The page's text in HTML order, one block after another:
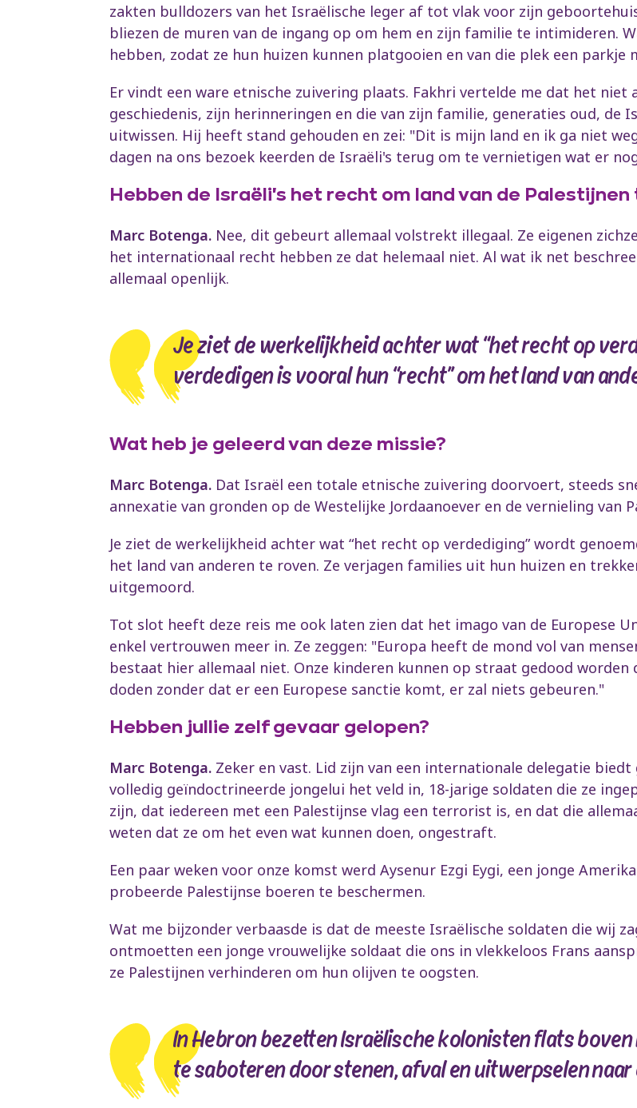
zakten bulldozers van het Israëlische leger af tot vlak voor zijn
bliezen de muren van de ingang op om hem en zijn familie te intimideren.
hebben, zodat ze hun huizen kunnen platgooien en van die plek een parkje
Er vindt een ware etnische zuivering plaats. Fakhri vertelde me dat het niet
geschiedenis, zijn herinneringen en die van zijn familie, generaties oud, de
uitwissen. Hij heeft stand gehouden en zei: "Dit is mijn land en ik ga niet
dagen na ons bezoek keerden de Israëli's terug om te vernietigen wat er
Hebben de Israëli's het recht om land van de Palestijnen
Marc Botenga. Nee, dit gebeurt allemaal volstrekt illegaal. Ze eigenen
het internationaal recht hebben ze dat helemaal niet. Al wat ik net
allemaal openlijk.
Je ziet de werkelijkheid achter wat “het recht op
verdedigen is vooral hun “recht” om het land van
Wat heb je geleerd van deze missie?
Marc Botenga. Dat Israël een totale etnische zuivering doorvoert, steeds
annexatie van gronden op de Westelijke Jordaanoever en de vernieling van
Je ziet de werkelijkheid achter wat “het recht op verdediging” wordt
het land van anderen te roven. Ze verjagen families uit hun huizen en
uitgemoord.
Tot slot heeft deze reis me ook laten zien dat het imago van de Europese
enkel vertrouwen meer in. Ze zeggen: "Europa heeft de mond vol van
bestaat hier allemaal niet. Onze kinderen kunnen op straat gedood worden
doden zonder dat er een Europese sanctie komt, er zal niets gebeuren."
Hebben jullie zelf gevaar gelopen?
Marc Botenga. Zeker en vast. Lid zijn van een internationale delegatie
volledig geïndoctrineerde jongelui het veld in, 18-jarige soldaten die ze
zijn, dat iedereen met een Palestijnse vlag een terrorist is, en dat die
weten dat ze om het even wat kunnen doen, ongestraft.
Een paar weken voor onze komst werd Aysenur Ezgi Eygi, een jonge
probeerde Palestijnse boeren te beschermen.
Wat me bijzonder verbaasde is dat de meeste Israëlische soldaten die wij
ontmoetten een jonge vrouwelijke soldaat die ons in vlekkeloos Frans
ze Palestijnen verhinderen om hun olijven te oogsten.
In Hebron bezetten Israëlische kolonisten flats
te saboteren door stenen, afval en uitwerpselen